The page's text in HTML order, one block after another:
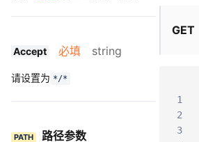
Accept 必填 string
请设置为 */*
PATH 路径参数
GET
1
2
3